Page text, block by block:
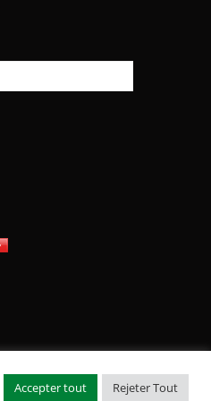
Accepter tout Rejeter Tout